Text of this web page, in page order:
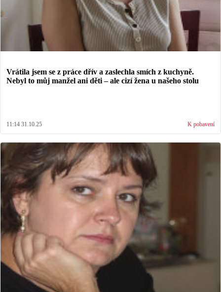
Vrátila jsem se z práce dřív a zaslechla smích z kuchyně.
Nebyl to můj manžel ani děti – ale cizí žena u našeho stolu
11:14 31.10.25 K pobavení